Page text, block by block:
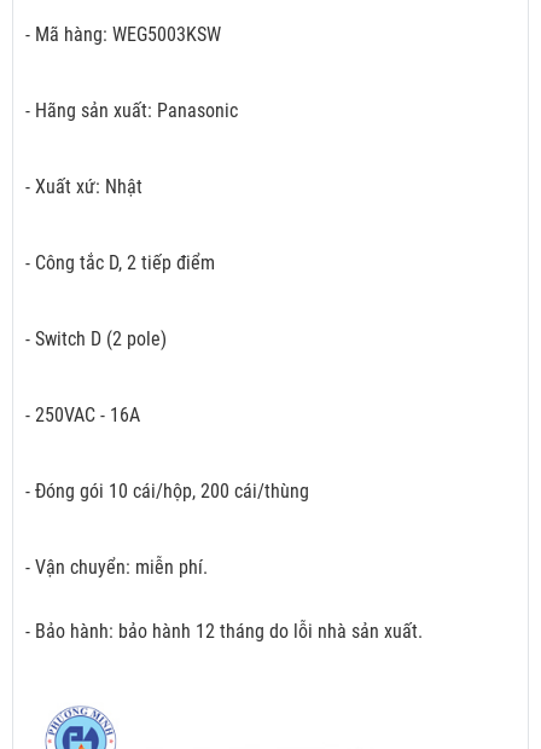
- Mã hàng: WEG5003KSW
- Hãng sản xuất: Panasonic
- Xuất xứ: Nhật
- Công tắc D, 2 tiếp điểm
- Switch D (2 pole)
- 250VAC - 16A
- Đóng gói 10 cái/hộp, 200 cái/thùng
- Vận chuyển: miễn phí.
- Bảo hành: bảo hành 12 tháng do lỗi nhà sản xuất.